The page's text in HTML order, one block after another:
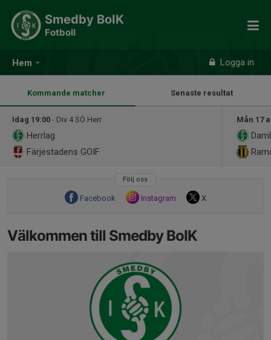
Hem Logga in
Smedby BoIK
Fotboll
Kommande matcher Senaste resultat
Idag 19:00 - Div 4 SÖ Herr
Herrlag
Färjestadens GOIF
Mån 17
Följ oss
Facebook Instagram X
Välkommen till Smedby BoIK